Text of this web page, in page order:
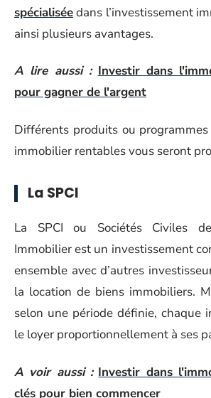
spécialiséedans l’investissement
ainsi plusieurs avantages.
A lire aussi : Investir dans
pour gagner de l'argent
Différents produits ou programmes
immobilier rentables vous seront
La SPCI
La SPCI ou Sociétés Civiles
Immobilier est un investissement
ensemble avec d’autres
la location de biens immobiliers.
selon une période définie, chaque
le loyer proportionnellement à ses
A voir aussi : Investir dans
clés pour bien commencer